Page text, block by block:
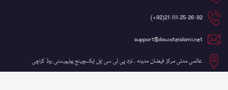
21-111-25-26-92(92+)
support@dawateislami.net
عالمی مدنی مرکز فیضان مدینہ ، نزد پی ٹی سی ایل ایکسچینج یونیورسٹی روڈ کراچی